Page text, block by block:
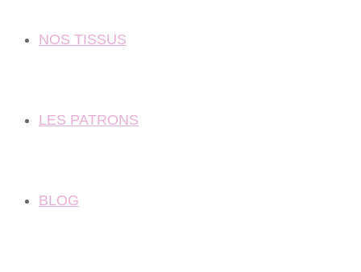
NOS TISSUS
LES PATRONS
BLOG